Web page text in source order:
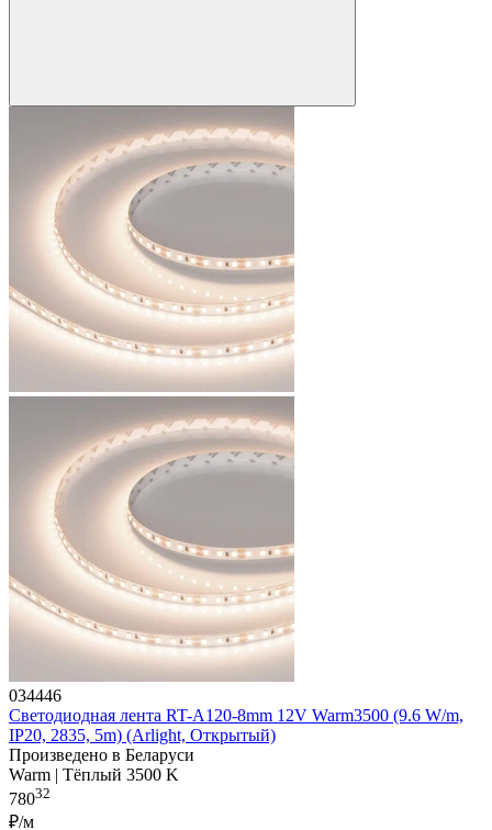
034446
Светодиодная лента RT-A120-8mm 12V Warm3500 (9.6 W/m,
IP20, 2835, 5m) (Arlight, Открытый)
Произведено в Беларуси
Warm | Тёплый 3500 K
78032
₽/м